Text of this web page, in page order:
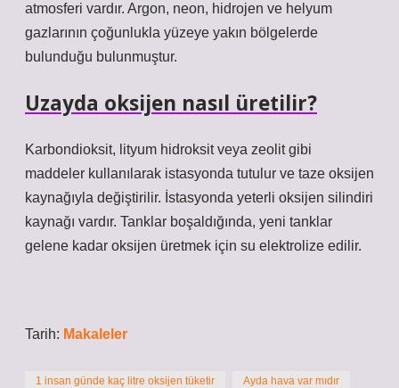
atmosferi vardır. Argon, neon, hidrojen ve helyum
gazlarının çoğunlukla yüzeye yakın bölgelerde
bulunduğu bulunmuştur.
Uzayda oksijen nasıl üretilir?
Karbondioksit, lityum hidroksit veya zeolit ​​gibi
maddeler kullanılarak istasyonda tutulur ve taze oksijen
kaynağıyla değiştirilir. İstasyonda yeterli oksijen silindiri
kaynağı vardır. Tanklar boşaldığında, yeni tanklar
gelene kadar oksijen üretmek için su elektrolize edilir.
Tarih: Makaleler
1 insan günde kaç litre oksijen tüketir Ayda hava var mıdır